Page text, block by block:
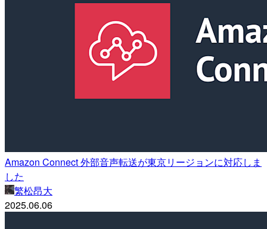
Amazon Connect 外部音声転送が東京リージョンに対応しま
した
繁松昂大
2025.06.06